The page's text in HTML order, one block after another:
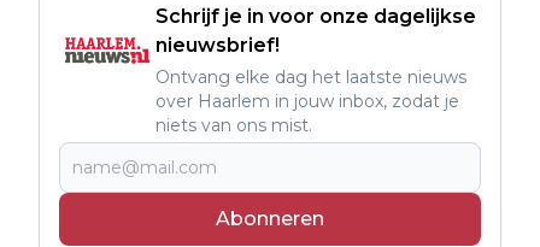
Schrijf je in voor onze dagelijkse
nieuwsbrief!
Ontvang elke dag het laatste nieuws
over Haarlem in jouw inbox, zodat je
niets van ons mist.
Abonneren